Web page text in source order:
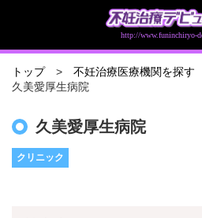
http://www.funinchiryo-
トップ 不妊治療医療機関を探す
久美愛厚生病院
久美愛厚生病院
クリニック